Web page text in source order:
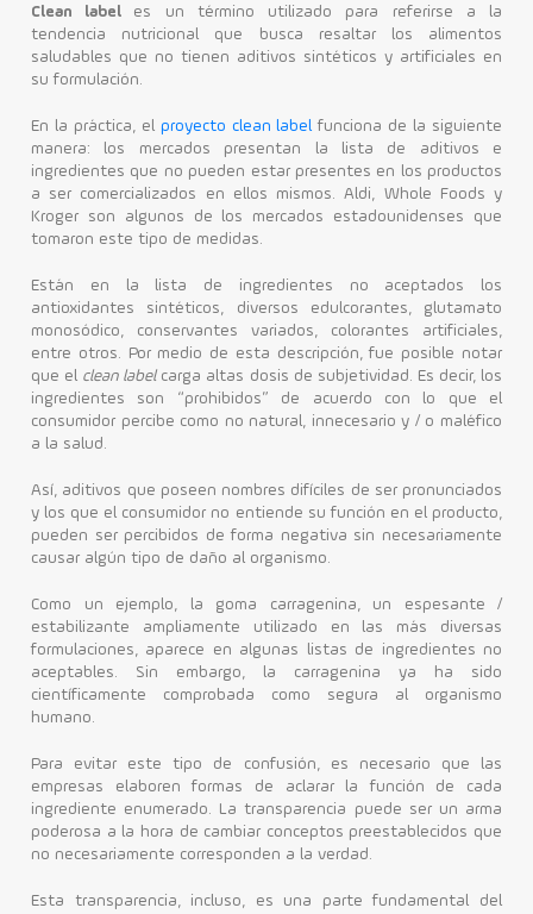
Clean label es un término utilizado para referirse a la
tendencia nutricional que busca resaltar los alimentos
saludables que no tienen aditivos sintéticos y artificiales en
su formulación.
En la práctica, el proyecto clean label funciona de la siguiente
manera: los mercados presentan la lista de aditivos e
ingredientes que no pueden estar presentes en los productos
a ser comercializados en ellos mismos. Aldi, Whole Foods y
Kroger son algunos de los mercados estadounidenses que
tomaron este tipo de medidas.
Están en la lista de ingredientes no aceptados los
antioxidantes sintéticos, diversos edulcorantes, glutamato
monosódico, conservantes variados, colorantes artificiales,
entre otros. Por medio de esta descripción, fue posible notar
que el clean label carga altas dosis de subjetividad. Es decir, los
ingredientes son “prohibidos” de acuerdo con lo que el
consumidor percibe como no natural, innecesario y / o maléfico
a la salud.
Así, aditivos que poseen nombres difíciles de ser pronunciados
y los que el consumidor no entiende su función en el producto,
pueden ser percibidos de forma negativa sin necesariamente
causar algún tipo de daño al organismo.
Como un ejemplo, la goma carragenina, un espesante /
estabilizante ampliamente utilizado en las más diversas
formulaciones, aparece en algunas listas de ingredientes no
aceptables. Sin embargo, la carragenina ya ha sido
científicamente comprobada como segura al organismo
humano.
Para evitar este tipo de confusión, es necesario que las
empresas elaboren formas de aclarar la función de cada
ingrediente enumerado. La transparencia puede ser un arma
poderosa a la hora de cambiar conceptos preestablecidos que
no necesariamente corresponden a la verdad.
Esta transparencia, incluso, es una parte fundamental del